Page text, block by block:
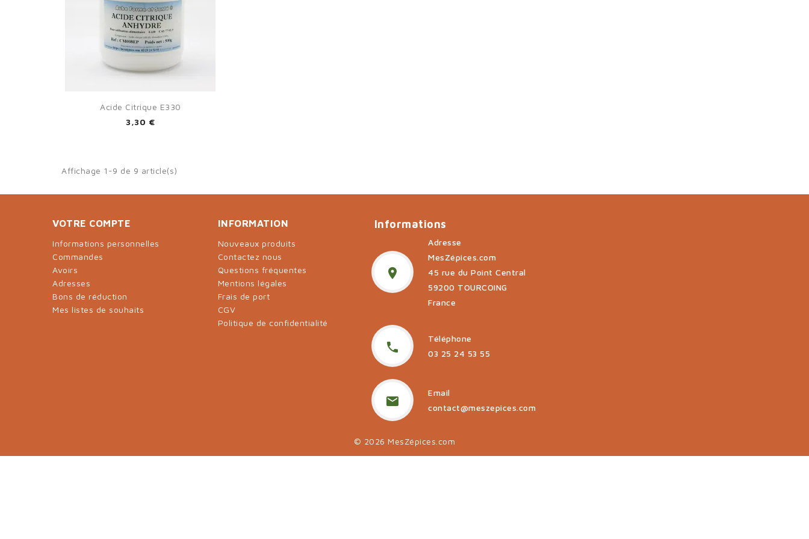
Aperçu rapide
Acide Citrique E330
3,30 €
Affichage 1-9 de 9 article(s)
VOTRE COMPTE
Informations personnelles
Commandes
Avoirs
Adresses
Bons de réduction
Mes listes de souhaits
INFORMATION
Nouveaux produits
Contactez nous
Questions fréquentes
Mentions légales
Frais de port
CGV
Politique de confidentialité
Informations

Adresse
MesZépices.com
45 rue du Point Central
59200 TOURCOING
France

Téléphone
03 25 24 53 55

Email
contact@meszepices.com
© 2026 MesZépices.com